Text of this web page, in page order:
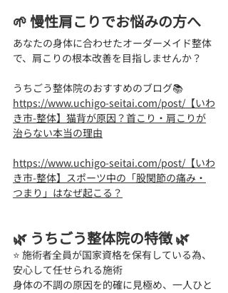
🌱 慢性肩こりでお悩みの方へ
あなたの身体に合わせたオーダーメイド整体
で、肩こりの根本改善を目指しませんか？
うちごう整体院のおすすめのブログ📚
https://www.uchigo-seitai.com/post/【いわ
き市-整体】猫背が原因？首こり・肩こりが
治らない本当の理由
https://www.uchigo-seitai.com/post/【いわ
き市-整体】スポーツ中の「股関節の痛み・
つまり」はなぜ起こる？
🌿 うちごう整体院の特徴 🌿
⭐ 施術者全員が国家資格を保有している為、
安心して任せられる施術
身体の不調の原因を的確に見極め、一人ひと